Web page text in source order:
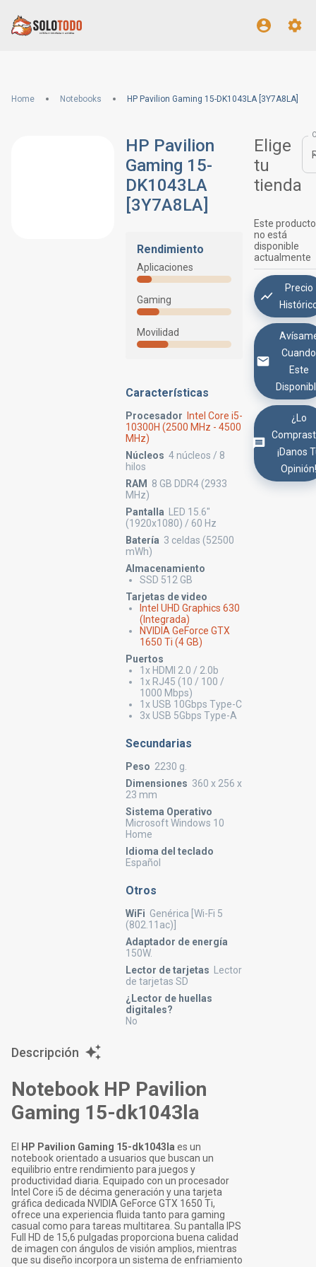
Home Notebooks HP Pavilion Gaming 15-DK1043LA [3Y7A8LA]
HP Pavilion
Gaming 15-
DK1043LA
[3Y7A8LA]
Rendimiento
Aplicaciones
Gaming
Movilidad
Características
Procesador
Intel Core i5-
10300H (2500 MHz - 4500
MHz)
Núcleos 4 núcleos / 8
hilos
RAM
8 GB DDR4 (2933
MHz)
Pantalla
LED 15.6"
(1920x1080) / 60 Hz
Batería 3 celdas (52500
mWh)
Almacenamiento
SSD 512 GB
Tarjetas de video
Intel UHD Graphics 630
(Integrada)
NVIDIA GeForce GTX
1650 Ti (4 GB)
Puertos
1x HDMI 2.0 / 2.0b
1x RJ45 (10 / 100 /
1000 Mbps)
1x USB 10Gbps Type-C
3x USB 5Gbps Type-A
Secundarias
Peso 2230 g.
Dimensiones 360 x 256 x
23 mm
Sistema Operativo
Microsoft Windows 10
Home
Idioma del teclado
Español
Otros
WiFi Genérica [Wi-Fi 5
(802.11ac)]
Adaptador de energía
150W.
Lector de tarjetas
Lector
de tarjetas SD
¿Lector de huellas
digitales?
No
Elige
tu
tienda
Este producto
no está
disponible
actualmente
Precio
Cuando
Este
¿Lo
¡Danos
Descripción
Notebook HP Pavilion
Gaming 15-dk1043la
El HP Pavilion Gaming 15-dk1043la es un
notebook orientado a usuarios que buscan un
equilibrio entre rendimiento para juegos y
productividad diaria. Equipado con un procesador
Intel Core i5 de décima generación y una tarjeta
gráfica dedicada NVIDIA GeForce GTX 1650 Ti,
ofrece una experiencia fluida tanto para gaming
casual como para tareas multitarea. Su pantalla IPS
Full HD de 15,6 pulgadas proporciona buena calidad
de imagen con ángulos de visión amplios, mientras
que su diseño incorpora un sistema de enfriamiento